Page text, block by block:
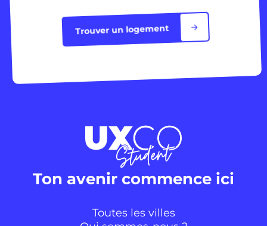
Trouver un logement
Ton avenir commence ici
Toutes les villes